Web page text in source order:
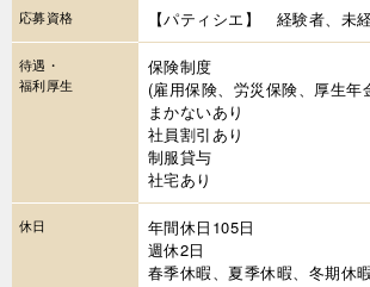
応募資格 【パティシエ】 経験者、未
待遇・
福利厚生
保険制度
(雇用保険、労災保険、厚生年
まかないあり
社員割引あり
制服貸与
社宅あり
休日
年間休日105日
週休2日
春季休暇、夏季休暇、冬期休